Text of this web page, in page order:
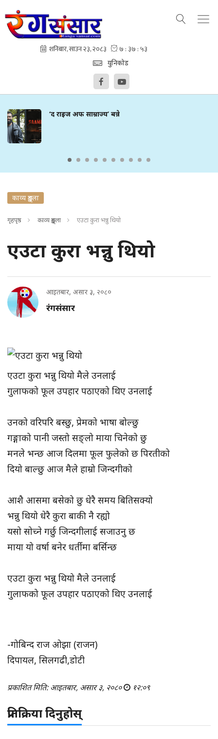
युनिकोड
‘द राइज अफ साम्राज्य’ बन्ने
काव्य शृङ्खला
गृहपृष्ठ काव्य शृङ्खला एउटा कुरा भन्नु थियो
एउटा कुरा भन्नु थियो
आइतबार, असार ३, २०८०
रंगसंसार
एउटा कुरा भन्नु थियो मैले उनलाई
गुलाफको फूल उपहार पठाएको थिए उनलाई
उनको वरिपरि बस्छु, प्रेमको भाषा बोल्छु
गङ्गाको पानी जस्तो सङ्लो माया चिनेको छु
मनले भन्छ आज दिलमा फूल फुलेको छ पिरतीको
दियो बाल्छु आज मैले हाम्रो जिन्दगीको
आशै आसमा बसेको छु धेरै समय बितिसक्यो
भन्नु थियो धेरै कुरा बाकी नै रह्यो
यसो सोच्ने गर्छु जिन्दगीलाई सजाउनु छ
माया यो वर्षा बनेर धर्तीमा बर्सिन्छ
एउटा कुरा भन्नु थियो मैले उनलाई
गुलाफको फूल उपहार पठाएको थिए उनलाई
-गोबिन्द राज ओझा (राजन)
दिपायल, सिलगढी,डोटी
प्रकाशित मिति: आइतबार, असार ३, २०८० १२:०९
प्रतिक्रिया दिनुहोस्